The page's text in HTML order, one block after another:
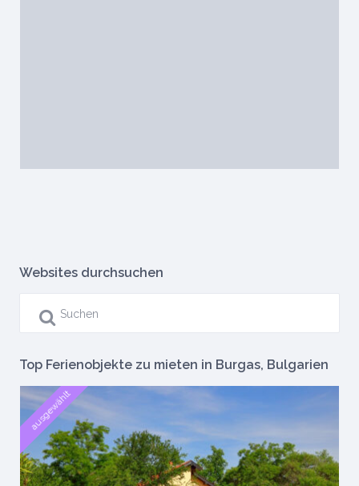
Websites durchsuchen
Top Ferienobjekte zu mieten in Burgas, Bulgarien
ausgewählt